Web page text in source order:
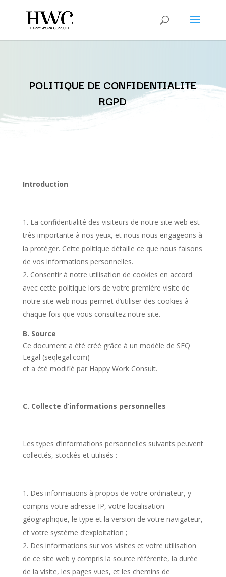
POLITIQUE DE CONFIDENTIALITE
RGPD
Introduction
La confidentialité des visiteurs de notre site web est
très importante à nos yeux, et nous nous engageons à
la protéger. Cette politique détaille ce que nous faisons
de vos informations personnelles.
Consentir à notre utilisation de cookies en accord
avec cette politique lors de votre première visite de
notre site web nous permet d’utiliser des cookies à
chaque fois que vous consultez notre site.
B. Source
Ce document a été créé grâce à un modèle de SEQ
Legal (seqlegal.com)
et a été modifié par Happy Work Consult.
C. Collecte d’informations personnelles
Les types d’informations personnelles suivants peuvent
collectés, stockés et utilisés :
Des informations à propos de votre ordinateur, y
compris votre adresse IP, votre localisation
géographique, le type et la version de votre navigateur,
et votre système d’exploitation ;
Des informations sur vos visites et votre utilisation
de ce site web y compris la source référente, la durée
de la visite, les pages vues, et les chemins de